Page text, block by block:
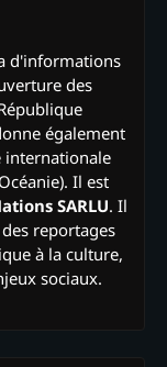
d'informations
des
également
internationale
Il est
SARLU. Il
reportages
à la culture,
sociaux.